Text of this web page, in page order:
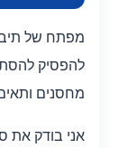
מפתח של
להפסיק
מחסנים
אני בודק את